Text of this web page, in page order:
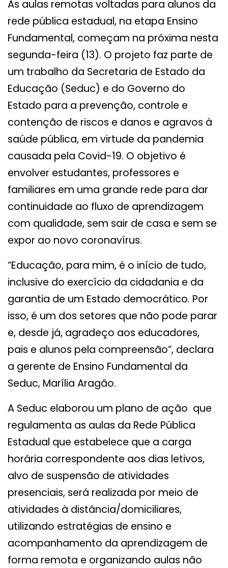
As aulas remotas voltadas para alunos da
rede pública estadual, na etapa Ensino
Fundamental, começam na próxima nesta
segunda-feira (13). O projeto faz parte de
um trabalho da Secretaria de Estado da
Educação (Seduc) e do Governo do
Estado para a prevenção, controle e
contenção de riscos e danos e agravos à
saúde pública, em virtude da pandemia
causada pela Covid-19. O objetivo é
envolver estudantes, professores e
familiares em uma grande rede para dar
continuidade ao fluxo de aprendizagem
com qualidade, sem sair de casa e sem se
expor ao novo coronavírus.
“Educação, para mim, é o início de tudo,
inclusive do exercício da cidadania e da
garantia de um Estado democrático. Por
isso, é um dos setores que não pode parar
e, desde já, agradeço aos educadores,
pais e alunos pela compreensão”, declara
a gerente de Ensino Fundamental da
Seduc, Marília Aragão.
A Seduc elaborou um plano de ação que
regulamenta as aulas da Rede Pública
Estadual que estabelece que a carga
horária correspondente aos dias letivos,
alvo de suspensão de atividades
presenciais, será realizada por meio de
atividades à distância/domiciliares,
utilizando estratégias de ensino e
acompanhamento da aprendizagem de
forma remota e organizando aulas não